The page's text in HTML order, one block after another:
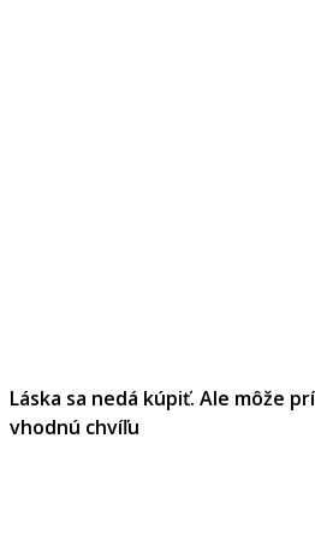
Láska sa nedá kúpiť. Ale môže
vhodnú chvíľu